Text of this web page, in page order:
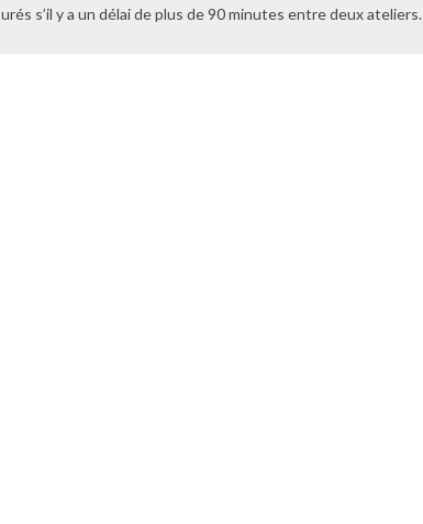
s’il y a un délai de plus de 90 minutes entre deux ateliers.